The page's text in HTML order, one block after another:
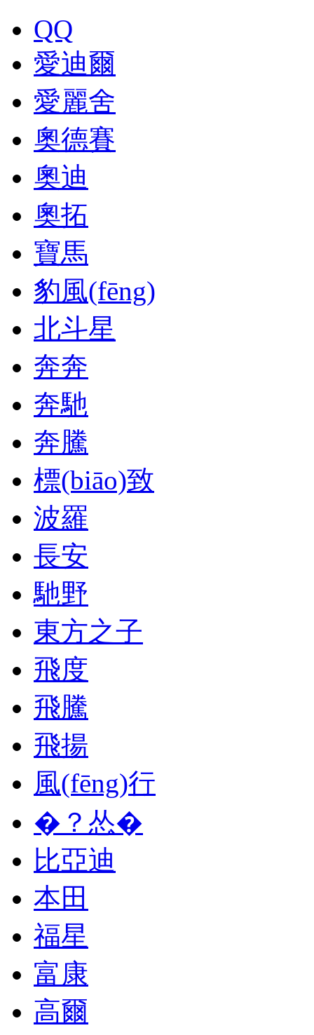
QQ
愛迪爾
愛麗舍
奧德賽
奧迪
奧拓
寶馬
豹風(fēng)
北斗星
奔奔
奔馳
奔騰
標(biāo)致
波羅
長安
馳野
東方之子
飛度
飛騰
飛揚
風(fēng)行
�？怂�
比亞迪
本田
福星
富康
高爾